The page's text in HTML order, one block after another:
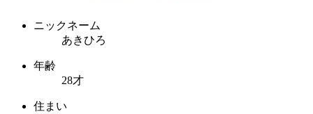
ニックネーム
あきひろ
年齢
28才
住まい